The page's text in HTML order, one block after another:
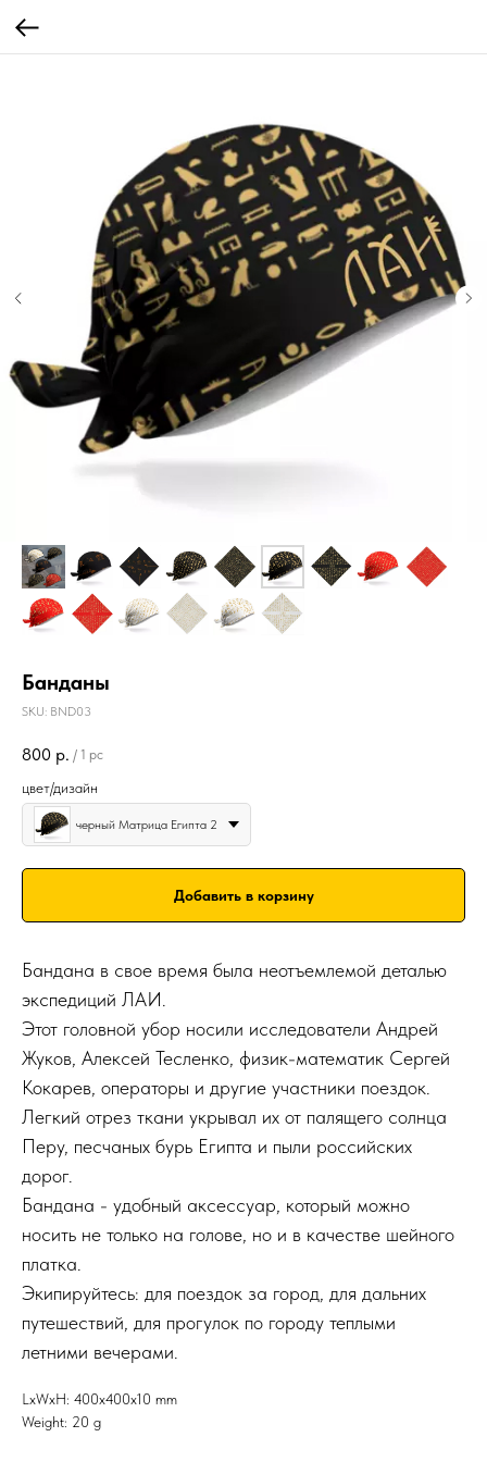
Банданы
SKU: BND03
800 р. / 1 pc
цвет/дизайн
черный Матрица Египта 2
Добавить в корзину
Бандана в свое время была неотъемлемой деталью
экспедиций ЛАИ.
Этот головной убор носили исследователи Андрей
Жуков, Алексей Тесленко, физик-математик Сергей
Кокарев, операторы и другие участники поездок.
Легкий отрез ткани укрывал их от палящего солнца
Перу, песчаных бурь Египта и пыли российских
дорог.
Бандана - удобный аксессуар, который можно
носить не только на голове, но и в качестве шейного
платка.
Экипируйтесь: для поездок за город, для дальних
путешествий, для прогулок по городу теплыми
летними вечерами.
LxWxH: 400x400x10 mm
Weight: 20 g